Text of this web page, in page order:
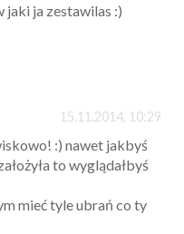
jaki ja zestawilas :)
15.11.2014, 10:29
:) nawet jakbyś
to wyglądałbyś
mieć tyle ubrań co ty